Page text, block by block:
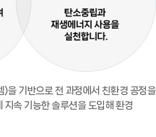
을 기반으로 전 과정에서 친환경 공정을
지속 기능한 솔루션을 도입해 환경